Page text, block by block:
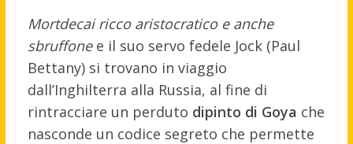
Mortdecai ricco aristocratico e anche
sbruffonee il suo servo fedele Jock (Paul
Bettany) si trovano in viaggio
dall’Inghilterra alla Russia, al fine di
rintracciare un perduto dipinto di Goya che
nasconde un codice segreto che permette